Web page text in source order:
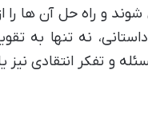
و راه حل آن ها را
نه تنها به
و تفکر انتقادی نیز